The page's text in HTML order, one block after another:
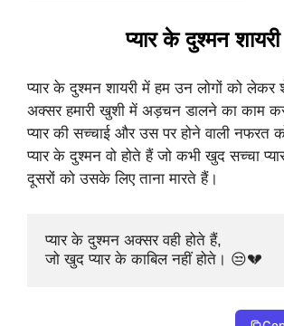
प्यार के दुश्मन शायरी
प्यार के दुश्मन शायरी में हम उन लोगों को
अक्सर हमारी खुशी में अड़चन डालने का काम
प्यार की सच्चाई और उस पर होने वाली नफरत
प्यार के दुश्मन वो होते हैं जो कभी खुद सच्चा
दूसरों को उसके लिए ताना मारते हैं।
प्यार के दुश्मन अक्सर वही होते हैं,
जो खुद प्यार के काबिल नहीं होते। 😒💔